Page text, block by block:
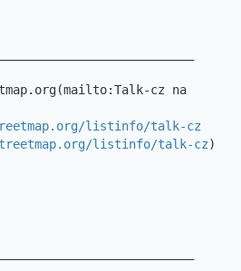
cz na
listinfo/talk-cz
listinfo/talk-cz)